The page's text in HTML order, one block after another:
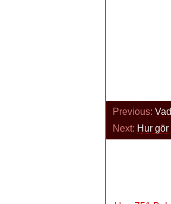
Previous:
Next: Hur